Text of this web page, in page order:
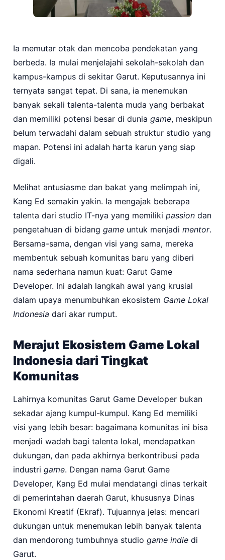
Ia memutar otak dan mencoba pendekatan yang
berbeda. Ia mulai menjelajahi sekolah-sekolah dan
kampus-kampus di sekitar Garut. Keputusannya ini
ternyata sangat tepat. Di sana, ia menemukan
banyak sekali talenta-talenta muda yang berbakat
dan memiliki potensi besar di dunia game, meskipun
belum terwadahi dalam sebuah struktur studio yang
mapan. Potensi ini adalah harta karun yang siap
digali.
Melihat antusiasme dan bakat yang melimpah ini,
Kang Ed semakin yakin. Ia mengajak beberapa
talenta dari studio IT-nya yang memiliki passion dan
pengetahuan di bidang game untuk menjadi mentor.
Bersama-sama, dengan visi yang sama, mereka
membentuk sebuah komunitas baru yang diberi
nama sederhana namun kuat: Garut Game
Developer. Ini adalah langkah awal yang krusial
dalam upaya menumbuhkan ekosistem Game Lokal
Indonesia dari akar rumput.
Merajut Ekosistem Game Lokal
Indonesia dari Tingkat
Komunitas
Lahirnya komunitas Garut Game Developer bukan
sekadar ajang kumpul-kumpul. Kang Ed memiliki
visi yang lebih besar: bagaimana komunitas ini bisa
menjadi wadah bagi talenta lokal, mendapatkan
dukungan, dan pada akhirnya berkontribusi pada
industri game. Dengan nama Garut Game
Developer, Kang Ed mulai mendatangi dinas terkait
di pemerintahan daerah Garut, khususnya Dinas
Ekonomi Kreatif (Ekraf). Tujuannya jelas: mencari
dukungan untuk menemukan lebih banyak talenta
dan mendorong tumbuhnya studio game indie di
Garut.